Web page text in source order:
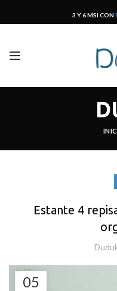
3 Y 6 MSI CON
Estante 4
05